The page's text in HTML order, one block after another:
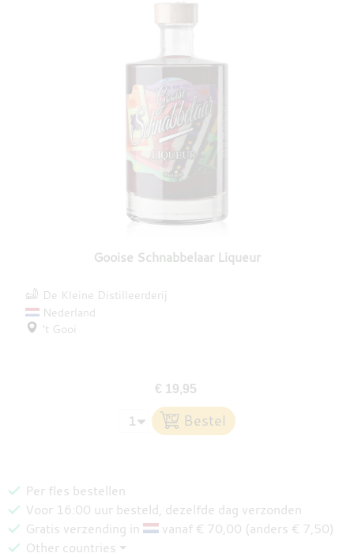
Gooise Schnabbelaar Liqueur
De Kleine Distilleerderij
Nederland
't Gooi
€ 19,95
Per fles bestellen
Voor 16:00 uur besteld, dezelfde dag verzonden
Gratis verzending in
vanaf € 70,00 (anders € 7,50)
Other countries ⏷